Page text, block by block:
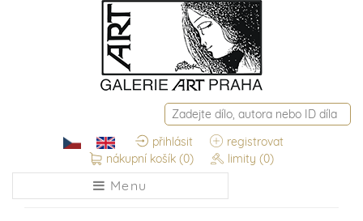
přihlásit
registrovat
nákupní košík (0) limity (0)
Menu